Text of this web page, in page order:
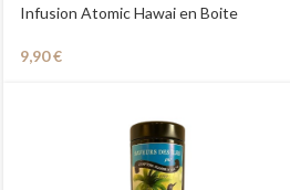
Infusion Atomic Hawai en Boite
9,90€